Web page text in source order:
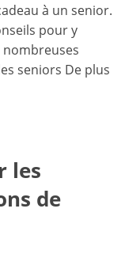
à un senior.
pour y
seniors De plus
les
de